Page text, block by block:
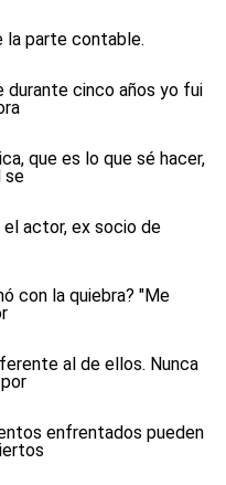
la parte contable.
durante cinco años yo fui
que es lo que sé hacer,
se
actor, ex socio de
con la quiebra? "Me
al de ellos. Nunca
enfrentados pueden